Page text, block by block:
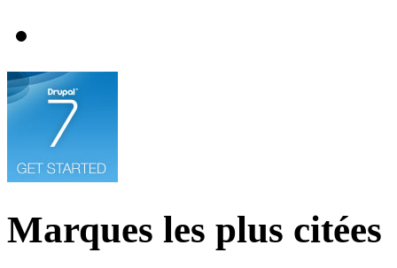
Marques les plus citées